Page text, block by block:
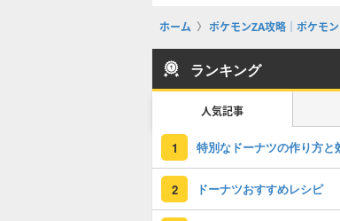
ホーム ポケモンZA攻略｜ポケモ
ランキング
人気記事
1 特別なドーナツの作り方と
2 ドーナツおすすめレシピ